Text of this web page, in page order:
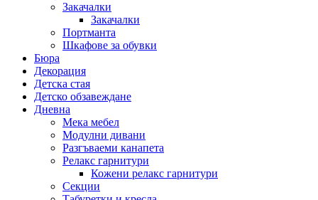
Закачалки
Закачалки
Портманта
Шкафове за обувки
Бюра
Декорация
Детска стая
Детско обзавеждане
Дневна
Мека мебел
Модулни дивани
Разгъваеми канапета
Релакс гарнитури
Кожени релакс гарнитури
Секции